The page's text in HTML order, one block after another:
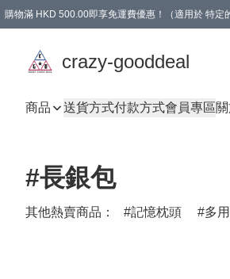
購物滿 HKD 500.00即享免運費優惠！（適用於 特定
crazy-gooddeal
商品 送貨方式付款方式會員專區
#長銀包
其他熱賣商品： 記憶枕頭 多